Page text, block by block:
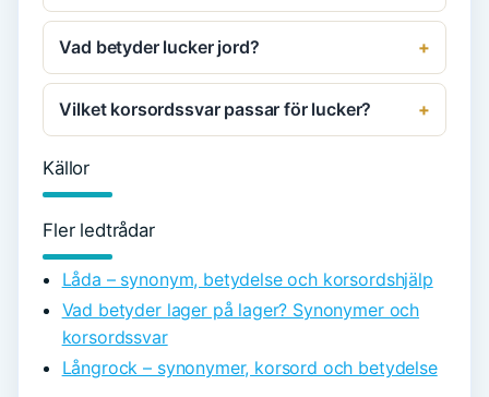
Vad betyder lucker jord?
Vilket korsordssvar passar för lucker?
Källor
Fler ledtrådar
Låda – synonym, betydelse och korsordshjälp
Vad betyder lager på lager? Synonymer och
korsordssvar
Långrock – synonymer, korsord och betydelse